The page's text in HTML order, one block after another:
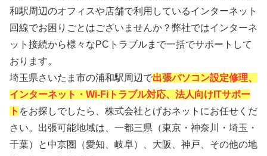
和駅周辺のオフィスや店舗で利用しているインターネット
回線でお困りごとはございませんか？弊社ではインターネ
ット接続から様々なPCトラブルまで一括でサポートして
おります。
埼玉県さいたま市の浦和駅周辺で出張パソコン設定修理、
インターネット・Wi-Fiトラブル対応、法人向けITサポー
ト をお探しでしたら、株式会社とげおネットにお任せくだ
さい。出張可能地域は、一都三県（東京・神奈川・埼玉・
千葉）と中京圏（愛知、岐阜）、大阪、神戸、その他の地